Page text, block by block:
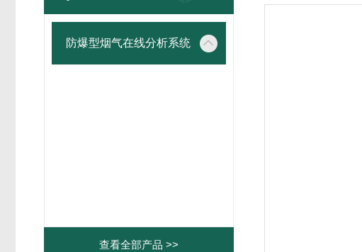
防爆型烟气在线分析系统
查看全部产品 >>